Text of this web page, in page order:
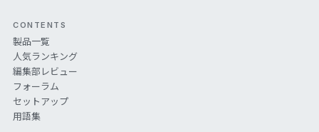
CONTENTS
製品一覧
人気ランキング
編集部レビュー
フォーラム
セットアップ
用語集